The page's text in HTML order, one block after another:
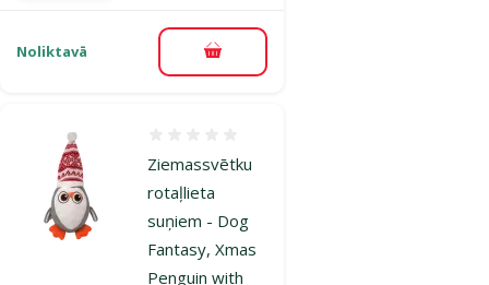
Noliktavā Pievienot grozam
Ziemassvētku
rotaļlieta
suņiem - Dog
Fantasy, Xmas
Penguin with